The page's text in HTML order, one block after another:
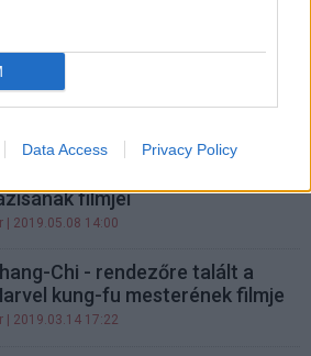
Data Access Privacy Policy
a Marvel filmeket kapjuk
és 2021 között
filmjei
| 2019.05.08 14:00
Chi - rendezőre talált a
kung-fu mesterének filmje
| 2019.03.14 17:22